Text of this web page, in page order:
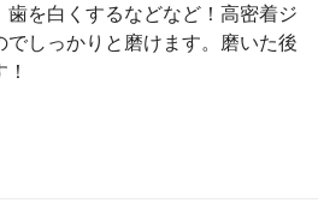
を白くするなどなど！高密着ジ
でしっかりと磨けます。磨いた後